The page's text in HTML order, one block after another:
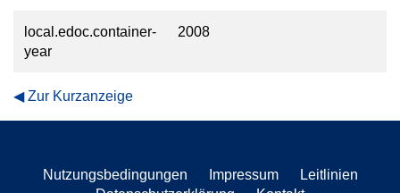
local.edoc.container-
year
2008
Zur Kurzanzeige
Nutzungsbedingungen Impressum
Leitlinien